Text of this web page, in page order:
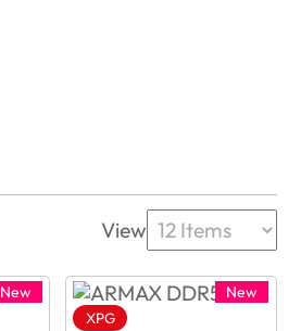
View
New New
XPG